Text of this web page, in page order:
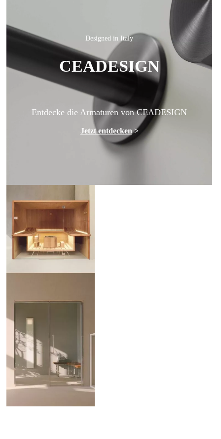
Designed in Italy
CEADESIGN
Entdecke die Armaturen von CEADESIGN
Jetzt entdecken>